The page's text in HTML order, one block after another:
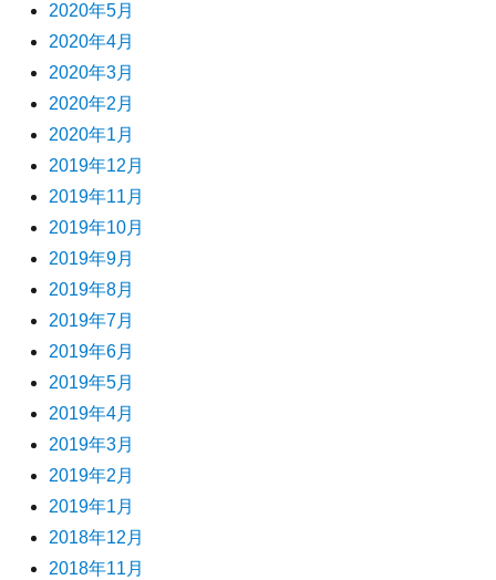
2020年5月
2020年4月
2020年3月
2020年2月
2020年1月
2019年12月
2019年11月
2019年10月
2019年9月
2019年8月
2019年7月
2019年6月
2019年5月
2019年4月
2019年3月
2019年2月
2019年1月
2018年12月
2018年11月